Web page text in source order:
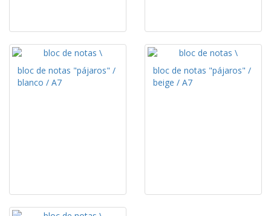
bloc de notas "pájaros" /
blanco / A7
bloc de notas "pájaros" /
beige / A7